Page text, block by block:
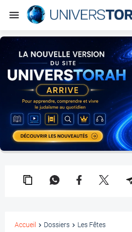
Accueil Dossiers Les Fêtes